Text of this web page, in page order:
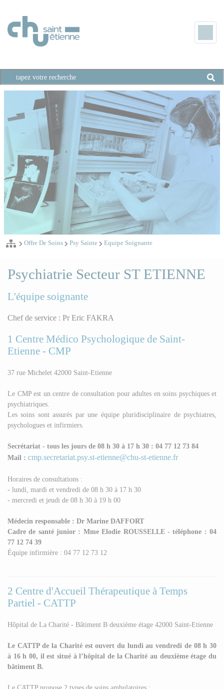
Offre De Soins Psy Sainte Equipe Soignante
Psychiatrie Secteur ST ETIENNE
L'équipe soignante
Chef de service : Pr Eric FAKRA
1 Centre Médico Psychologique de Saint-
Etienne - CMP
37 rue Michelet 42000 Saint-Etienne
Le CMP est un centre de consultation pour adultes en soins psychiques et
psychiatriques.
Les soins sont assurés par une équipe pluridisciplinaire de psychiatres,
psychologues et infirmiers.
Secrétariat - tous les jours de 08 h 30 à 17 h 30 : 04 77 12 73 84
Mail : cmp.secretariat.psy.st-etienne@chu-st-etienne.fr
Horaires de consultations :
- lundi, mardi et vendredi de 08 h 30 à 17 h 30
- mercredi et jeudi de 08 h 30 à 19 h 00
Médecin responsable : Dr Marine DAFFORT
Cadre de santé junior : Mme Elodie ROUSSELLE - téléphone : 04
77 12 74 39
Équipe infirmière : 04 77 12 73 12
2 Centre d'Accueil Thérapeutique à Temps
Partiel - CATTP
Hôpital de La Charité - Bâtiment B deuxième étage 42000 Saint-Etienne
Le CATTP de la Charité est ouvert du lundi au vendredi de 08 h 30
à 16 h 00, il est situé à l’hôpital de la Charité au deuxième étage du
bâtiment B.